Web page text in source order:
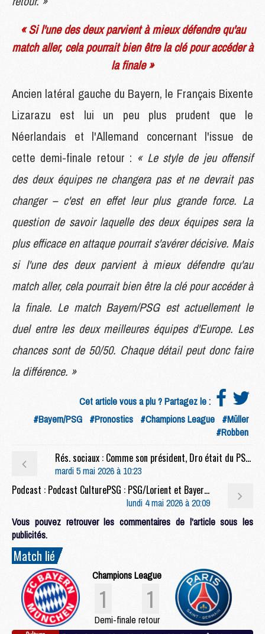
« Si l'une des deux parvient à mieux défendre qu'au
match aller, cela pourrait bien être la clé pour accéder à
la finale »
Ancien latéral gauche du Bayern, le Français Bixente
Lizarazu est lui un peu plus prudent que le
Néerlandais et l'Allemand concernant l'issue de
cette demi-finale retour : « Le style de jeu offensif
des deux équipes ne changera pas et ne devrait pas
changer – c'est en effet leur plus grande force. La
question de savoir laquelle des deux équipes sera la
plus efficace en attaque pourrait s'avérer décisive. Mais
si l'une des deux parvient à mieux défendre qu'au
match aller, cela pourrait bien être la clé pour accéder à
la finale. Le match Bayern/PSG est actuellement le
duel entre les deux meilleures équipes d'Europe. Les
chances sont de 50/50. Chaque détail peut donc faire
la différence. »
Cet article vous a plu ? Partagez le :
#Bayern/PSG #Pronostics #Champions League #Müller
#Robben
Rés. sociaux : Comme son président, Dro était du PSG avant d'y être
mardi 5 mai 2026 à 10:23
Podcast : Podcast CulturePSG : PSG/Lorient et Bayern/PSG
lundi 4 mai 2026 à 20:09
Vous pouvez retrouver les commentaires de l'article sous les
publicités.
Match lié
Champions League
1 1
Demi-finale retour